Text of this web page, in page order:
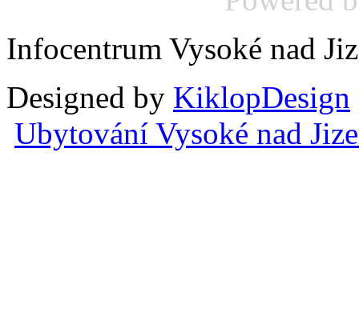
Infocentrum Vysoké nad
Designed by KiklopDesign
Ubytování Vysoké nad